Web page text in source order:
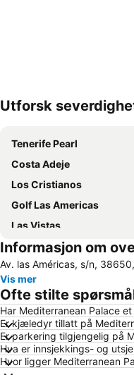
Utforsk
Tenerife Pearl
Costa Adeje
Los Cristianos
Golf Las Americas
Las Vistas
Lago Martiánez
Las Arenas
Medano Strand
El Puertito
Puerto de los Cristianos
Loro Parque
Amarilla Golf
Informasjon om
Av. las Américas, s/n,
Vis mer
Ofte stilte
Har Mediterranean Palace
Er kjæledyr tillatt på
Er parkering tilgjengelig på
Hva er innsjekkings- og
Hvor ligger Mediterranean